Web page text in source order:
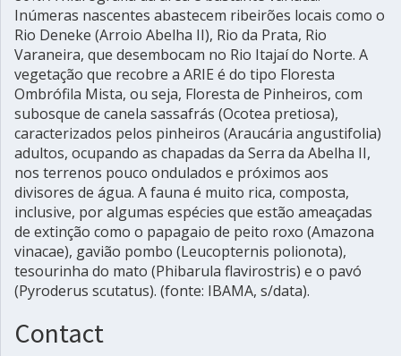
Inúmeras nascentes abastecem ribeirões locais como o
Rio Deneke (Arroio Abelha II), Rio da Prata, Rio
Varaneira, que desembocam no Rio Itajaí do Norte. A
vegetação que recobre a ARIE é do tipo Floresta
Ombrófila Mista, ou seja, Floresta de Pinheiros, com
subosque de canela sassafrás (Ocotea pretiosa),
caracterizados pelos pinheiros (Araucária angustifolia)
adultos, ocupando as chapadas da Serra da Abelha II,
nos terrenos pouco ondulados e próximos aos
divisores de água. A fauna é muito rica, composta,
inclusive, por algumas espécies que estão ameaçadas
de extinção como o papagaio de peito roxo (Amazona
vinacae), gavião pombo (Leucopternis polionota),
tesourinha do mato (Phibarula flavirostris) e o pavó
(Pyroderus scutatus). (fonte: IBAMA, s/data).
Contact